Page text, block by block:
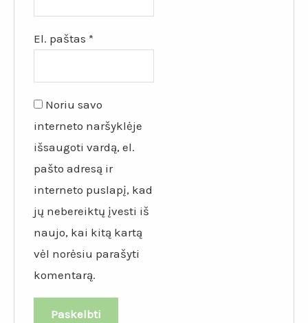
El. paštas*
Noriu savo
interneto naršyklėje
išsaugoti vardą, el.
pašto adresą ir
interneto puslapį, kad
jų nebereiktų įvesti iš
naujo, kai kitą kartą
vėl norėsiu parašyti
komentarą.